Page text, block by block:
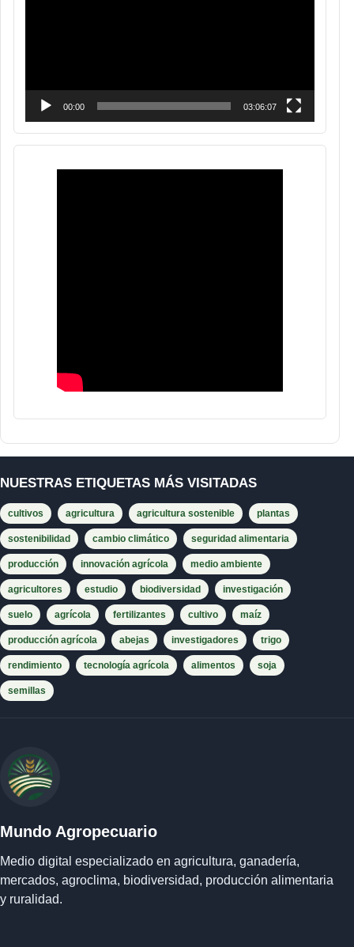
00:00 03:06:07
NUESTRAS ETIQUETAS MÁS VISITADAS
cultivos agricultura agricultura sostenible plantas
sostenibilidad cambio climático seguridad alimentaria
producción innovación agrícola medio ambiente
agricultores estudio biodiversidad investigación
suelo agrícola fertilizantes cultivo maíz
producción agrícola abejas investigadores trigo
rendimiento tecnología agrícola alimentos soja
semillas
Mundo Agropecuario
Medio digital especializado en agricultura, ganadería,
mercados, agroclima, biodiversidad, producción alimentaria
y ruralidad.